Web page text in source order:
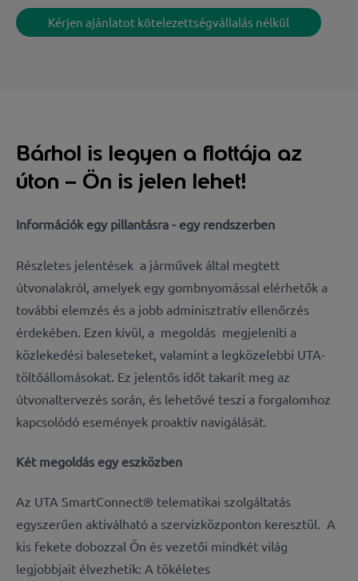
Kérjen ajánlatot kötelezettségvállalás nélkül
Bárhol is legyen a flottája az
úton – Ön is jelen lehet!
Információk egy pillantásra - egy rendszerben
Részletes jelentések a járművek által megtett
útvonalakról, amelyek egy gombnyomással elérhetők a
további elemzés és a jobb adminisztratív ellenőrzés
érdekében. Ezen kívül, a megoldás megjeleníti a
közlekedési baleseteket, valamint a legközelebbi UTA-
töltőállomásokat. Ez jelentős időt takarít meg az
útvonaltervezés során, és lehetővé teszi a forgalomhoz
kapcsolódó események proaktív navigálását.
Két megoldás egy eszközben
Az UTA SmartConnect® telematikai szolgáltatás
egyszerűen aktiválható a szervizközponton keresztül. A
kis fekete dobozzal Ön és vezetői mindkét világ
legjobbjait élvezhetik: A tökéletes